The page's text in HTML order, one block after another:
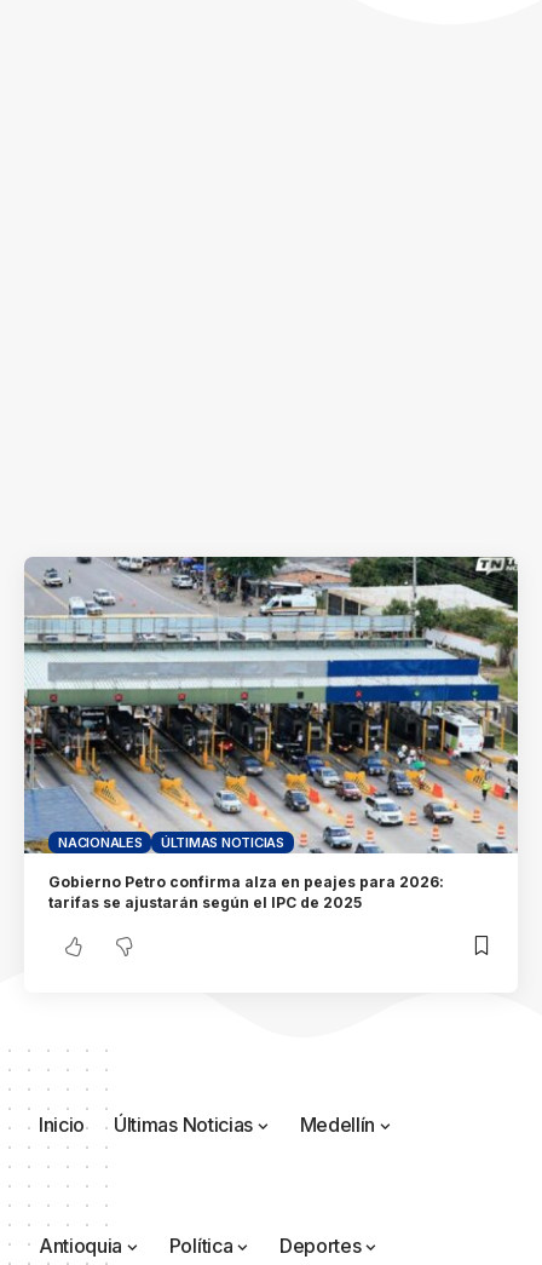
NACIONALES ÚLTIMAS NOTICIAS
Gobierno Petro confirma alza en peajes para 2026:
tarifas se ajustarán según el IPC de 2025
Inicio Últimas Noticias Medellín
Antioquia Política Deportes